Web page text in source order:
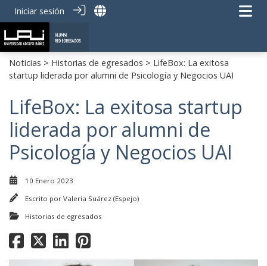
Iniciar sesión
Noticias > Historias de egresados > LifeBox: La exitosa
startup liderada por alumni de Psicología y Negocios UAI
LifeBox: La exitosa startup
liderada por alumni de
Psicología y Negocios UAI
10 Enero 2023
Escrito por Valeria Suárez (Espejo)
Historias de egresados